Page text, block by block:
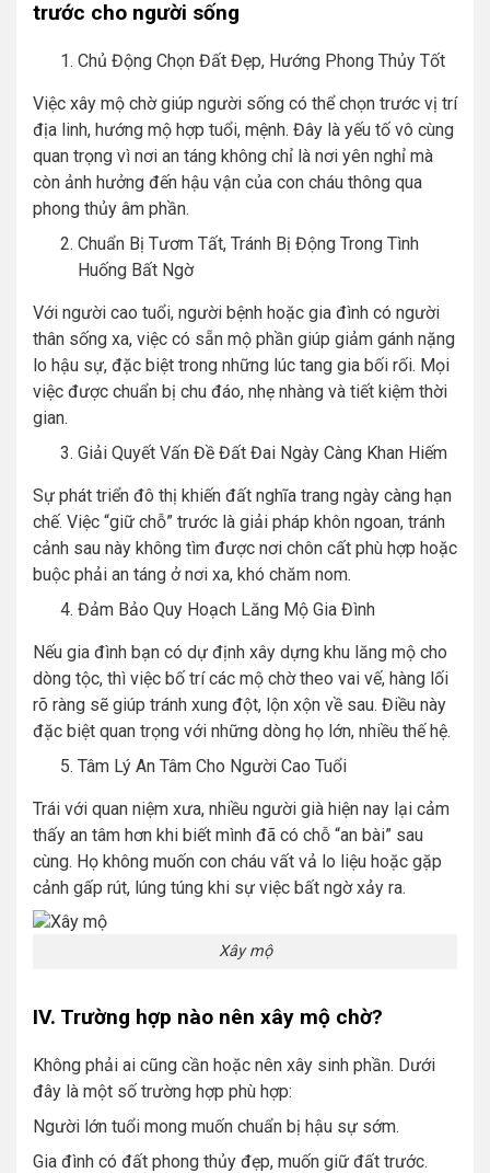
trước cho người sống
Chủ Động Chọn Đất Đẹp, Hướng Phong Thủy Tốt
Việc xây mộ chờ giúp người sống có thể chọn trước vị trí
địa linh, hướng mộ hợp tuổi, mệnh. Đây là yếu tố vô cùng
quan trọng vì nơi an táng không chỉ là nơi yên nghỉ mà
còn ảnh hưởng đến hậu vận của con cháu thông qua
phong thủy âm phần.
Chuẩn Bị Tươm Tất, Tránh Bị Động Trong Tình
Huống Bất Ngờ
Với người cao tuổi, người bệnh hoặc gia đình có người
thân sống xa, việc có sẵn mộ phần giúp giảm gánh nặng
lo hậu sự, đặc biệt trong những lúc tang gia bối rối. Mọi
việc được chuẩn bị chu đáo, nhẹ nhàng và tiết kiệm thời
gian.
Giải Quyết Vấn Đề Đất Đai Ngày Càng Khan Hiếm
Sự phát triển đô thị khiến đất nghĩa trang ngày càng hạn
chế. Việc “giữ chỗ” trước là giải pháp khôn ngoan, tránh
cảnh sau này không tìm được nơi chôn cất phù hợp hoặc
buộc phải an táng ở nơi xa, khó chăm nom.
Đảm Bảo Quy Hoạch Lăng Mộ Gia Đình
Nếu gia đình bạn có dự định xây dựng khu lăng mộ cho
dòng tộc, thì việc bố trí các mộ chờ theo vai vế, hàng lối
rõ ràng sẽ giúp tránh xung đột, lộn xộn về sau. Điều này
đặc biệt quan trọng với những dòng họ lớn, nhiều thế hệ.
Tâm Lý An Tâm Cho Người Cao Tuổi
Trái với quan niệm xưa, nhiều người già hiện nay lại cảm
thấy an tâm hơn khi biết mình đã có chỗ “an bài” sau
cùng. Họ không muốn con cháu vất vả lo liệu hoặc gặp
cảnh gấp rút, lúng túng khi sự việc bất ngờ xảy ra.
Xây mộ
IV. Trường hợp nào nên xây mộ chờ?
Không phải ai cũng cần hoặc nên xây sinh phần. Dưới
đây là một số trường hợp phù hợp:
Người lớn tuổi mong muốn chuẩn bị hậu sự sớm.
Gia đình có đất phong thủy đẹp, muốn giữ đất trước.